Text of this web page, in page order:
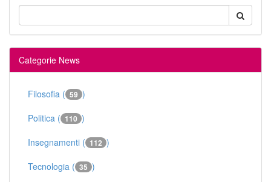
Categorie News
Filosofia ( 59 )
Politica ( 110 )
Insegnamenti ( 112 )
Tecnologia ( 35 )